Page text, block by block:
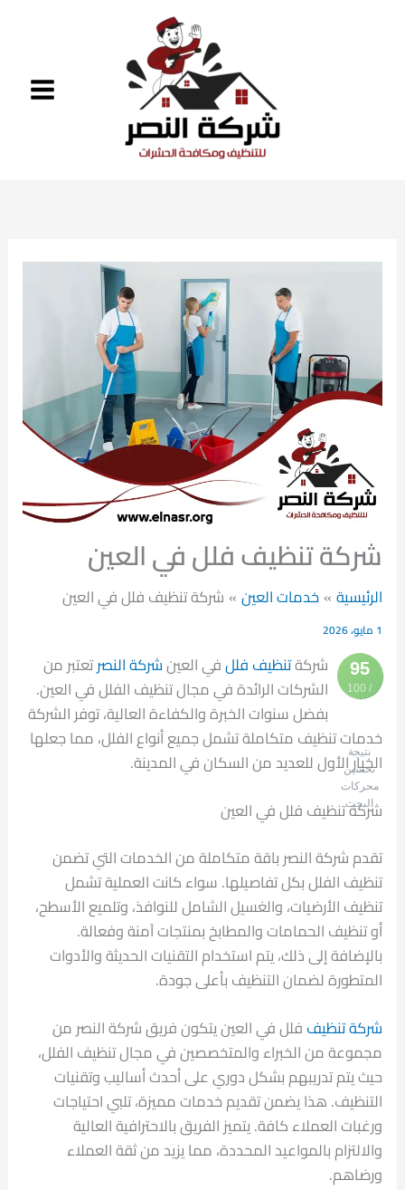
شركة تنظيف فلل في العين
الرئيسية خدمات العين شركة تنظيف فلل في العين
1 مايو، 2026
95
/ 100
نتيجة
تحسين
محركات
البحث
شركةتنظيف فللفي العينشركة النصرتعتبر من
الشركات الرائدة في مجال تنظيف الفلل في العين.
بفضل سنوات الخبرة والكفاءة العالية، توفر الشركة
خدمات تنظيف متكاملة تشمل جميع أنواع الفلل، مما جعلها
الخيار الأول للعديد من السكان في المدينة.
شركة تنظيف فلل في العين
تقدم شركة النصر باقة متكاملة من الخدمات التي تضمن
تنظيف الفلل بكل تفاصيلها. سواء كانت العملية تشمل
تنظيف الأرضيات، والغسيل الشامل للنوافذ، وتلميع الأسطح،
أو تنظيف الحمامات والمطابخ بمنتجات آمنة وفعالة.
بالإضافة إلى ذلك، يتم استخدام التقنيات الحديثة والأدوات
المتطورة لضمان التنظيف بأعلى جودة.
شركة تنظيف فلل في العين يتكون فريق شركة النصر من
مجموعة من الخبراء والمتخصصين في مجال تنظيف الفلل،
حيث يتم تدريبهم بشكل دوري على أحدث أساليب وتقنيات
التنظيف. هذا يضمن تقديم خدمات مميزة، تلبي احتياجات
ورغبات العملاء كافة. يتميز الفريق بالاحترافية العالية
والالتزام بالمواعيد المحددة، مما يزيد من ثقة العملاء
ورضاهم.